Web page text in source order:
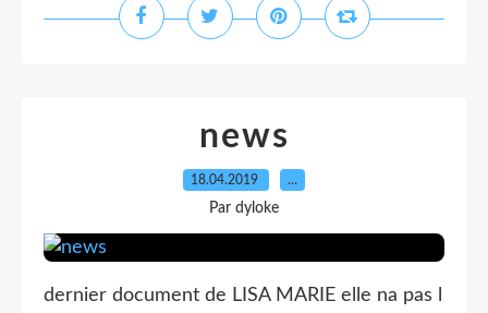
news
18.04.2019 …
Par dyloke
dernier document de LISA MARIE elle na pas l